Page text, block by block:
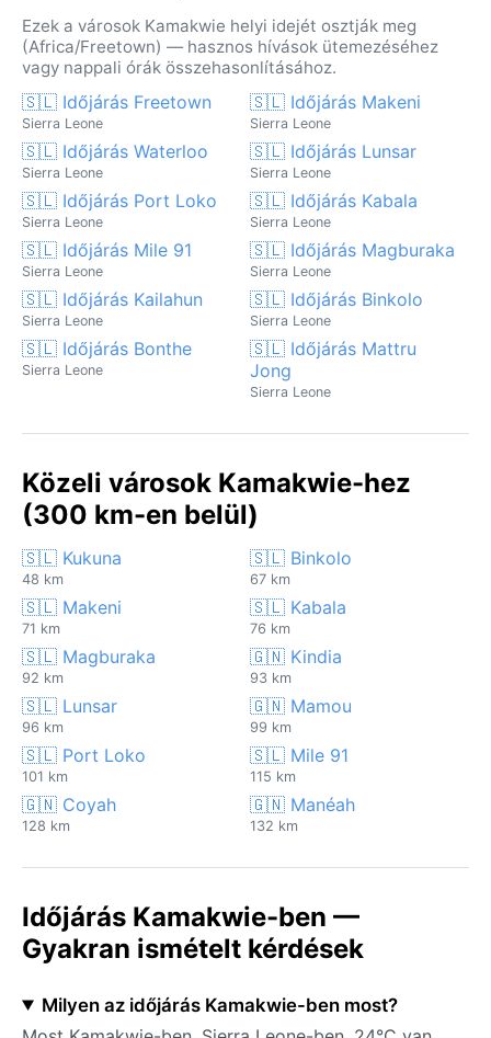
Ezek a városok Kamakwie helyi idejét osztják meg
(Africa/Freetown) — hasznos hívások ütemezéséhez
vagy nappali órák összehasonlításához.
🇸🇱 Időjárás Freetown
Sierra Leone
🇸🇱 Időjárás Makeni
Sierra Leone
🇸🇱 Időjárás Waterloo
Sierra Leone
🇸🇱 Időjárás Lunsar
Sierra Leone
🇸🇱 Időjárás Port Loko
Sierra Leone
🇸🇱 Időjárás Kabala
Sierra Leone
🇸🇱 Időjárás Mile 91
Sierra Leone
🇸🇱 Időjárás Magburaka
Sierra Leone
🇸🇱 Időjárás Kailahun
Sierra Leone
🇸🇱 Időjárás Binkolo
Sierra Leone
🇸🇱 Időjárás Bonthe
Sierra Leone
🇸🇱 Időjárás Mattru
Jong
Sierra Leone
Közeli városok Kamakwie-hez
(300 km-en belül)
🇸🇱 Kukuna
48 km
🇸🇱 Binkolo
67 km
🇸🇱 Makeni
71 km
🇸🇱 Kabala
76 km
🇸🇱 Magburaka
92 km
🇬🇳 Kindia
93 km
🇸🇱 Lunsar
96 km
🇬🇳 Mamou
99 km
🇸🇱 Port Loko
101 km
🇸🇱 Mile 91
115 km
🇬🇳 Coyah
128 km
🇬🇳 Manéah
132 km
Időjárás Kamakwie-ben —
Gyakran ismételt kérdések
Milyen az időjárás Kamakwie-ben most?